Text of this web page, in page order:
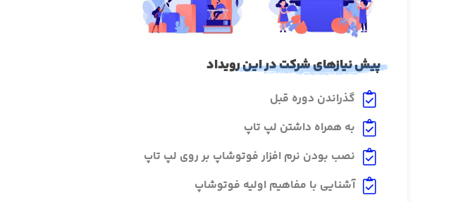
پیش نیازهای شرکت در این رویداد
گذراندن دوره قبل
به همراه داشتن لپ تاپ
نصب بودن نرم افزار فوتوشاپ بر روی لپ تاپ
آشنایی با مفاهیم اولیه فوتوشاپ